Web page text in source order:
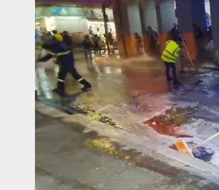
Local
Obra de pavimentación de San Marcial será
mejorada. Interviene CASF
ADMIN JULIO 27, 2026 0